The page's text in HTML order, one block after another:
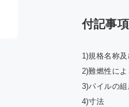
付記事項
1)規格名称
2)難燃性に
3)パイルの組
4)寸法